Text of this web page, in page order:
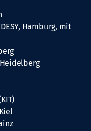
Hamburg, mit